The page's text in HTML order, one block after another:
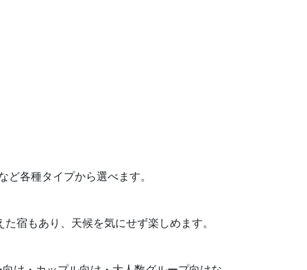
各種タイプから選べます。
宿もあり、天候を気にせず楽しめます。